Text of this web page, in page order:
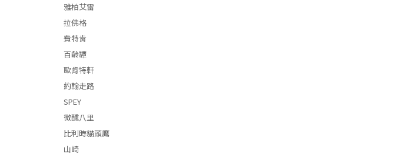
雅柏艾雷
拉佛格
費特肯
百齡罈
歐肯特軒
約翰走路
SPEY
微醺八里
比利時貓頭鷹
山崎